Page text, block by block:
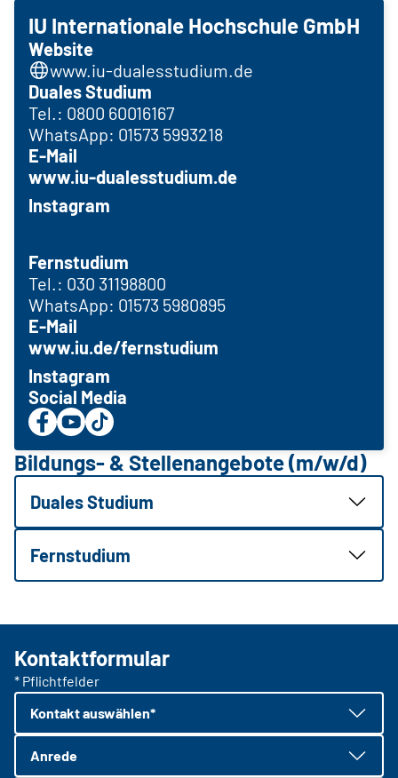
IU Internationale Hochschule GmbH
Website
www.iu-dualesstudium.de
Duales Studium
Tel.: 0800 60016167
WhatsApp: 01573 5993218
E-Mail
www.iu-dualesstudium.de
Instagram
Fernstudium
Tel.: 030 31198800
WhatsApp: 01573 5980895
E-Mail
www.iu.de/fernstudium
Instagram
Social Media
Bildungs- & Stellenangebote (m/w/d)
Duales Studium
Fernstudium
Kontaktformular
* Pflichtfelder
Kontakt auswählen*
Anrede